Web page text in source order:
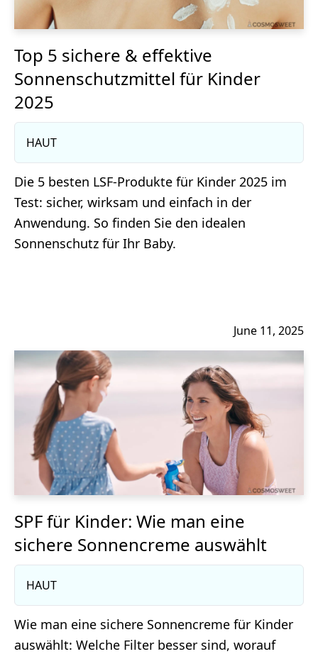
Top 5 sichere & effektive
Sonnenschutzmittel für Kinder
2025
HAUT
Die 5 besten LSF-Produkte für Kinder 2025 im
Test: sicher, wirksam und einfach in der
Anwendung. So finden Sie den idealen
Sonnenschutz für Ihr Baby.
June 11, 2025
SPF für Kinder: Wie man eine
sichere Sonnencreme auswählt
HAUT
Wie man eine sichere Sonnencreme für Kinder
auswählt: Welche Filter besser sind, worauf